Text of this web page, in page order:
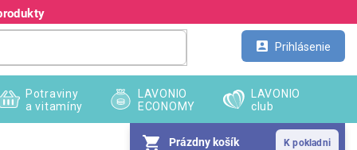
Prihlásenie
Prázdny košík
Potraviny
a vitamíny
LAVONIO
ECONOMY
LAVONIO
club